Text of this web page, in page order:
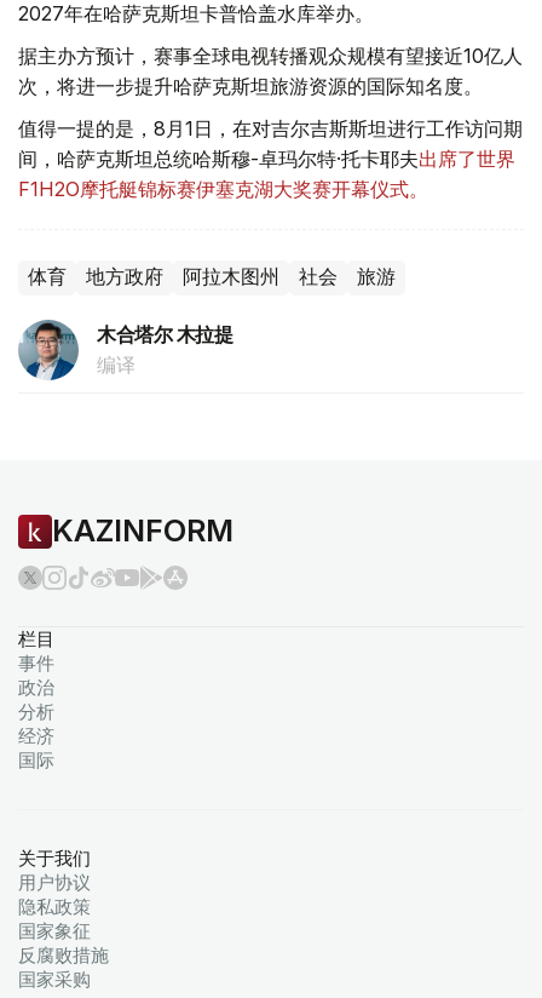
2027年在哈萨克斯坦卡普恰盖水库举办。
据主办方预计，赛事全球电视转播观众规模有望接近10亿人
次，将进一步提升哈萨克斯坦旅游资源的国际知名度。
值得一提的是，8月1日，在对吉尔吉斯斯坦进行工作访问期
间，哈萨克斯坦总统哈斯穆-卓玛尔特·托卡耶夫出席了世界
F1H2O摩托艇锦标赛伊塞克湖大奖赛开幕仪式。
体育 地方政府 阿拉木图州 社会 旅游
木合塔尔 木拉提
编译
KAZINFORM
栏目
事件
政治
分析
经济
国际
关于我们
用户协议
隐私政策
国家象征
反腐败措施
国家采购